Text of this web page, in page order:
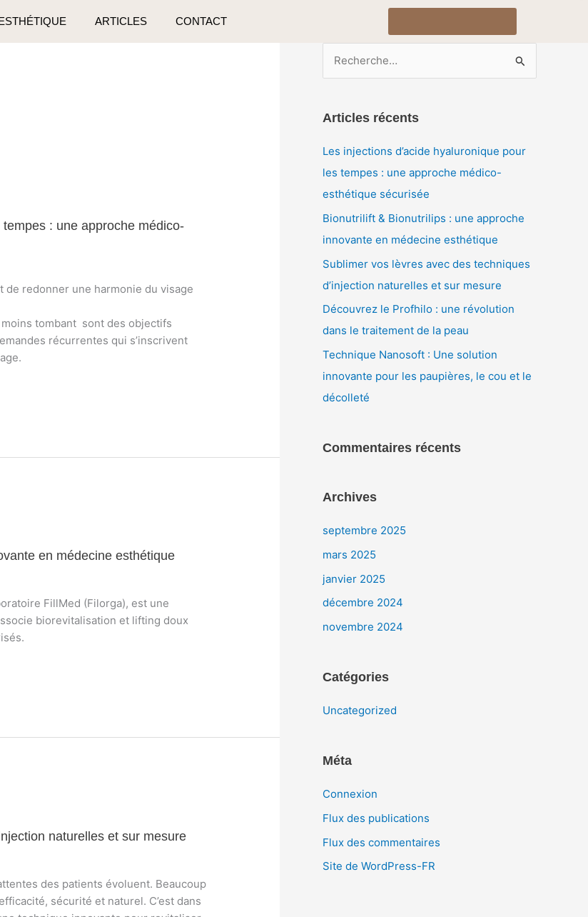
ARTICLES CONTACT
: une approche médico-
de redonner une harmonie du visage
tombant sont des objectifs
récurrentes qui s’inscrivent
en médecine esthétique
FillMed (Filorga), est une
biorevitalisation et lifting doux
naturelles et sur mesure
des patients évoluent. Beaucoup
sécurité et naturel. C’est dans
e
r
c
h
e
Articles récents
Les injections d’acide hyaluronique pour
les tempes : une approche médico-
esthétique sécurisée
Bionutrilift & Bionutrilips : une approche
innovante en médecine esthétique
Sublimer vos lèvres avec des techniques
d’injection naturelles et sur mesure
Découvrez le Profhilo : une révolution
dans le traitement de la peau
Technique Nanosoft : Une solution
innovante pour les paupières, le cou et le
décolleté
Commentaires récents
Archives
septembre 2025
mars 2025
janvier 2025
décembre 2024
novembre 2024
Catégories
Uncategorized
Méta
Connexion
Flux des publications
Flux des commentaires
Site de WordPress-FR